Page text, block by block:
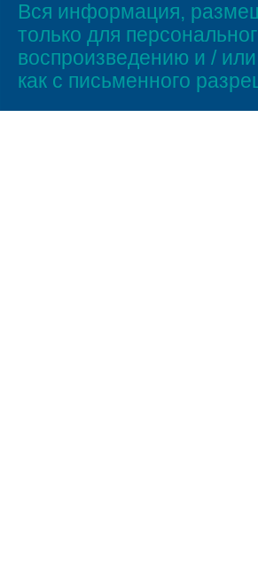
Вся информация,
только для
воспроизведению и /
как с письменного